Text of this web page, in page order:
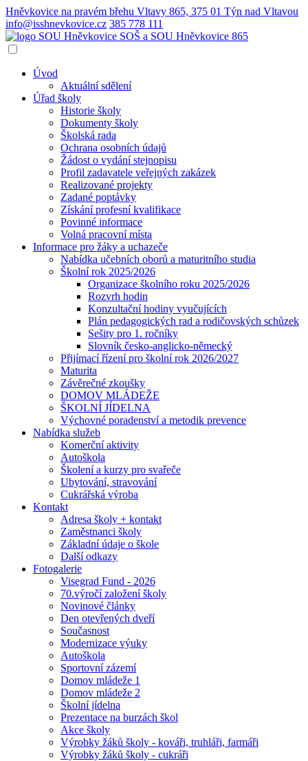
Hněvkovice na pravém břehu Vltavy 865, 375 01 Týn nad Vltavou
info@isshnevkovice.cz 385 778 111
SOŠ a SOU Hněvkovice 865
Úvod
Aktuální sdělení
Úřad školy
Historie školy
Dokumenty školy
Školská rada
Ochrana osobních údajů
Žádost o vydání stejnopisu
Profil zadavatele veřejných zakázek
Realizované projekty
Zadané poptávky
Získání profesní kvalifikace
Povinné informace
Volná pracovní místa
Informace pro žáky a uchazeče
Nabídka učebních oborů a maturitního studia
Školní rok 2025/2026
Organizace školního roku 2025/2026
Rozvrh hodin
Konzultační hodiny vyučujících
Plán pedagogických rad a rodičovských schůzek
Sešity pro 1. ročníky
Slovník česko-anglicko-německý
Přijímací řízení pro školní rok 2026/2027
Maturita
Závěrečné zkoušky
DOMOV MLÁDEŽE
ŠKOLNÍ JÍDELNA
Výchovné poradenství a metodik prevence
Nabídka služeb
Komerční aktivity
Autoškola
Školení a kurzy pro svařeče
Ubytování, stravování
Cukrářská výroba
Kontakt
Adresa školy + kontakt
Zaměstnanci školy
Základní údaje o škole
Další odkazy
Fotogalerie
Visegrad Fund - 2026
70.výročí založení školy
Novinové články
Den otevřených dveří
Současnost
Modernizace výuky
Autoškola
Sportovní zázemí
Domov mládeže 1
Domov mládeže 2
Školní jídelna
Prezentace na burzách škol
Akce školy
Výrobky žáků školy - kováři, truhláři, farmáři
Výrobky žáků školy - cukráři